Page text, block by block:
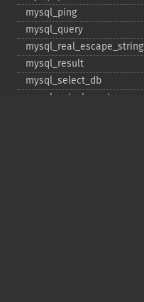
mysql_​ping
mysql_​query
mysql_​real_​escape_​string
mysql_​result
mysql_​select_​db
mysql_​set_​charset